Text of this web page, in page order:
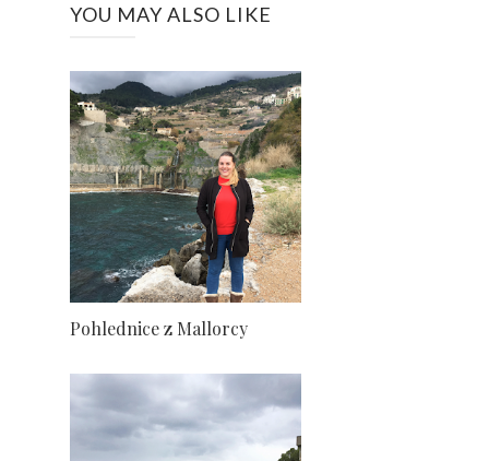
YOU MAY ALSO LIKE
Pohlednice z Mallorcy